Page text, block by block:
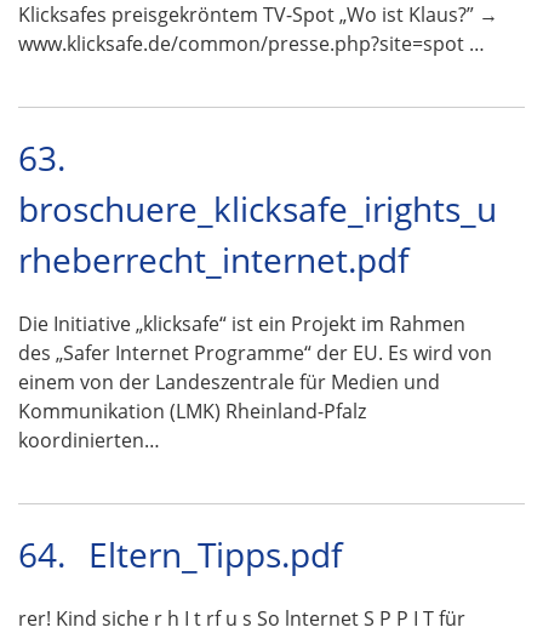
Klicksafes preisgekröntem TV-Spot „Wo ist Klaus?” →
www.klicksafe.de/common/presse.php?site=spot …
63.
broschuere_klicksafe_irights_u
rheberrecht_internet.pdf
Die Initiative „klicksafe“ ist ein Projekt im Rahmen
des „Safer Internet Programme“ der EU. Es wird von
einem von der Landeszentrale für Medien und
Kommunikation (LMK) Rheinland-Pfalz
koordinierten…
64. Eltern_Tipps.pdf
rer! Kind siche r h I t rf u s So lnternet S P P I T für